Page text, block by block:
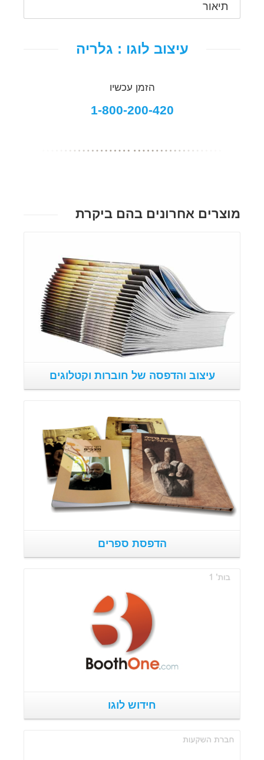
תיאור
עיצוב לוגו : גלריה
הזמן עכשיו
1-800-200-420
מוצרים אחרונים בהם ביקרת
עיצוב והדפסה של חוברות וקטלוגים
פרטים נוספים
הדפסת ספרים
חידוש לוגו